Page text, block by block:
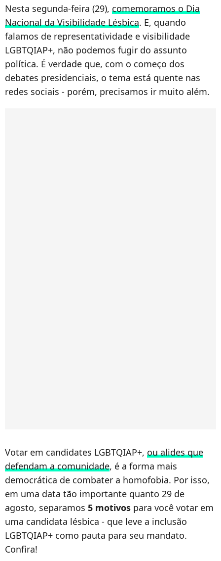
Nesta segunda-feira (29), comemoramos o Dia
Nacional da Visibilidade Lésbica. E, quando
falamos de representatividade e visibilidade
LGBTQIAP+, não podemos fugir do assunto
política. É verdade que, com o começo dos
debates presidenciais, o tema está quente nas
redes sociais - porém, precisamos ir muito além.
Votar em candidates LGBTQIAP+, ou alides que
defendam a comunidade, é a forma mais
democrática de combater a homofobia. Por isso,
em uma data tão importante quanto 29 de
agosto, separamos 5 motivos para você votar em
uma candidata lésbica - que leve a inclusão
LGBTQIAP+ como pauta para seu mandato.
Confira!